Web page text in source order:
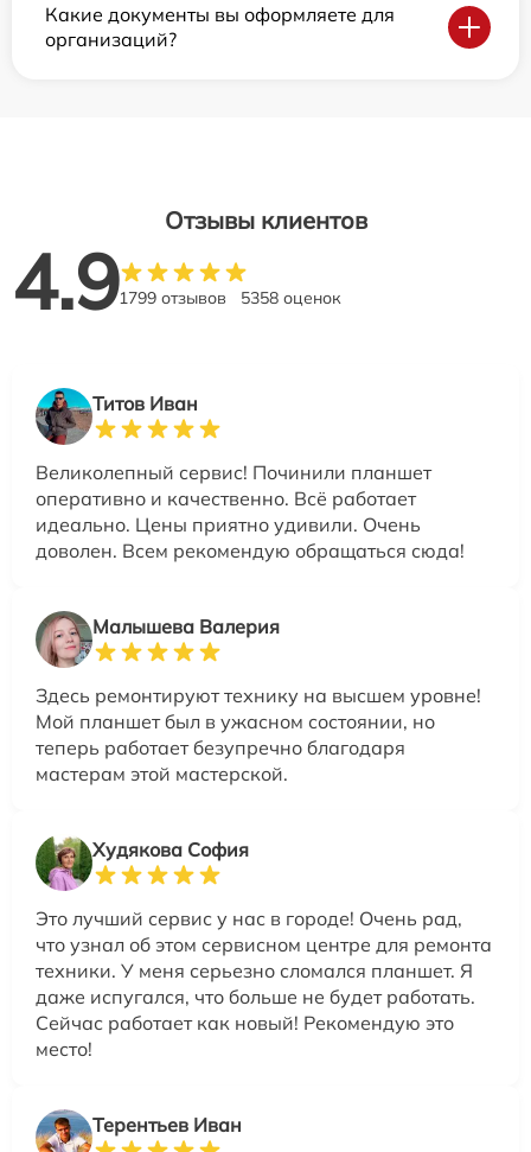
Какие документы вы оформляете для
организаций?
Отзывы клиентов
4.91799 отзывов 5358 оценок
Титов Иван
Великолепный сервис! Починили планшет
оперативно и качественно. Всё работает
идеально. Цены приятно удивили. Очень
доволен. Всем рекомендую обращаться сюда!
Малышева Валерия
Здесь ремонтируют технику на высшем уровне!
Мой планшет был в ужасном состоянии, но
теперь работает безупречно благодаря
мастерам этой мастерской.
Худякова София
Это лучший сервис у нас в городе! Очень рад,
что узнал об этом сервисном центре для ремонта
техники. У меня серьезно сломался планшет. Я
даже испугался, что больше не будет работать.
Сейчас работает как новый! Рекомендую это
место!
Терентьев Иван